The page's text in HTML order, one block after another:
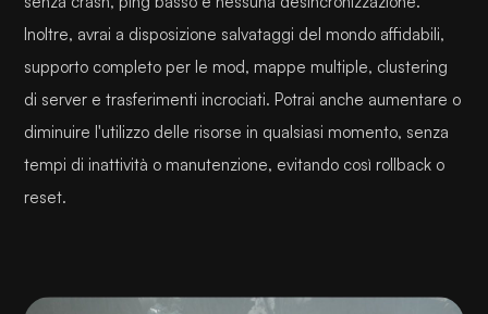
Inoltre, avrai a disposizione salvataggi del mondo affidabili,
supporto completo per le mod, mappe multiple, clustering
di server e trasferimenti incrociati. Potrai anche aumentare o
diminuire l'utilizzo delle risorse in qualsiasi momento, senza
tempi di inattività o manutenzione, evitando così rollback o
reset.